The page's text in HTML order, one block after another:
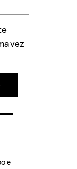
vez
e